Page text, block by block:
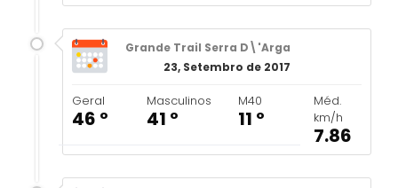
Grande Trail Serra D\'Arga
23, Setembro de 2017
Geral
46 º
Masculinos
41 º
M40
11 º
Méd.
km/h
7.86